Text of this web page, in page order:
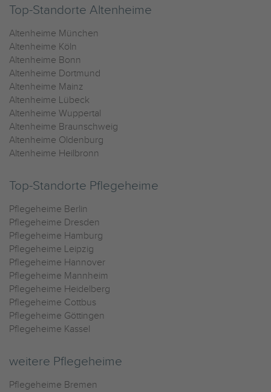
Top-Standorte Altenheime
Altenheime München
Altenheime Köln
Altenheime Bonn
Altenheime Dortmund
Altenheime Mainz
Altenheime Lübeck
Altenheime Wuppertal
Altenheime Braunschweig
Altenheime Oldenburg
Altenheime Heilbronn
Top-Standorte Pflegeheime
Pflegeheime Berlin
Pflegeheime Dresden
Pflegeheime Hamburg
Pflegeheime Leipzig
Pflegeheime Hannover
Pflegeheime Mannheim
Pflegeheime Heidelberg
Pflegeheime Cottbus
Pflegeheime Göttingen
Pflegeheime Kassel
weitere Pflegeheime
Pflegeheime Bremen